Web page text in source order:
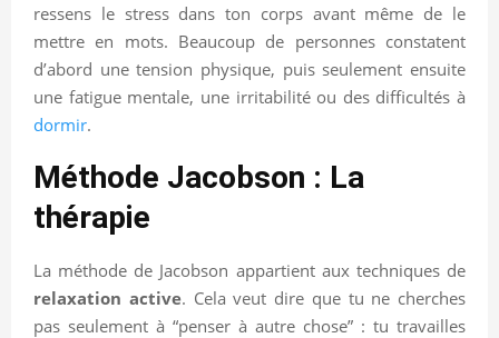
ressens le stress dans ton corps avant même de le
mettre en mots. Beaucoup de personnes constatent
d’abord une tension physique, puis seulement ensuite
une fatigue mentale, une irritabilité ou des difficultés à
dormir.
Méthode Jacobson : La
thérapie
La méthode de Jacobson appartient aux techniques de
relaxation active. Cela veut dire que tu ne cherches
pas seulement à “penser à autre chose” : tu travailles